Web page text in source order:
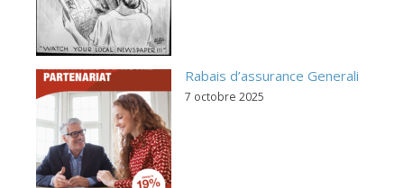
Rabais d’assurance Generali
7 octobre 2025